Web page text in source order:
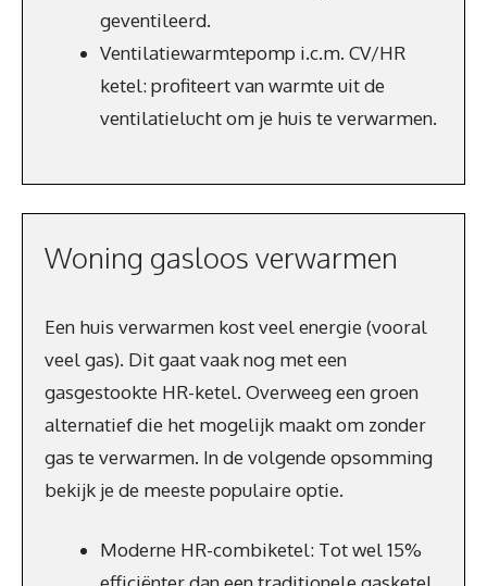
geventileerd.
Ventilatiewarmtepomp i.c.m. CV/HR
ketel: profiteert van warmte uit de
ventilatielucht om je huis te verwarmen.
Woning gasloos verwarmen
Een huis verwarmen kost veel energie (vooral
veel gas). Dit gaat vaak nog met een
gasgestookte HR-ketel. Overweeg een groen
alternatief die het mogelijk maakt om zonder
gas te verwarmen. In de volgende opsomming
bekijk je de meeste populaire optie.
Moderne HR-combiketel: Tot wel 15%